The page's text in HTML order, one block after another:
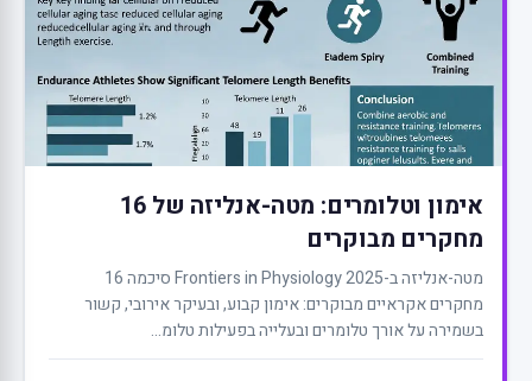
אימון וטלומרים: מטה-אנליזה של 16
מחקרים מבוקרים
מטה-אנליזה ב-Frontiers in Physiology 2025 סיכמה 16
מחקרים אקראיים מבוקרים: אימון קבוע, ובעיקר אירובי, קשור
בשמירה על אורך טלומרים ובעלייה בפעילות טלומ...